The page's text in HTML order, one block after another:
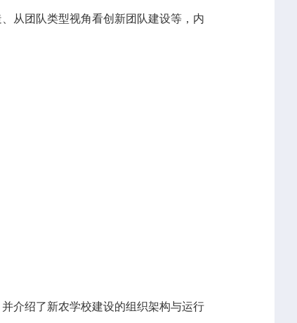
从团队类型视角看创新团队建设等，内
介绍了新农学校建设的组织架构与运行